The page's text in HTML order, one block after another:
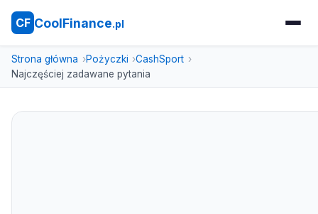
CF CoolFinance.pl
Strona główna Pożyczki
CashSport
Najczęściej zadawane pytania